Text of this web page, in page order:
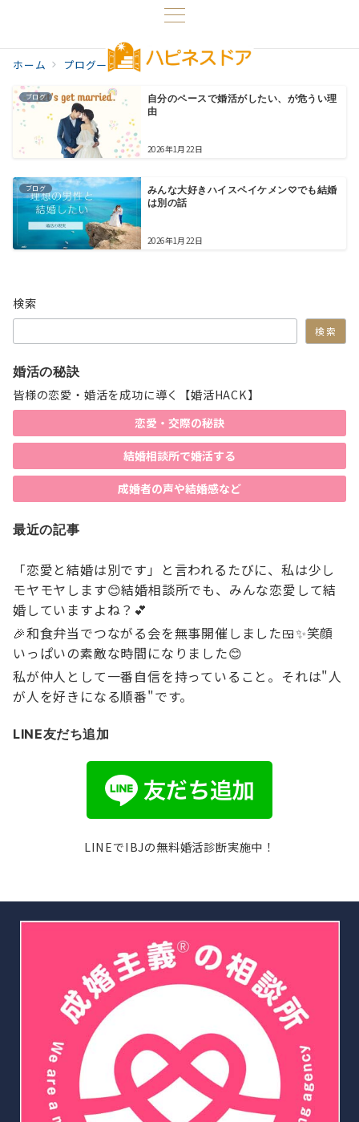
ホーム プログ一覧 婚活の現実
ブログ
自分のペースで婚活がしたい、が危うい理
由
2026年1月22日
ブログ
みんな大好きハイスペイケメン♡でも結婚
は別の話
2026年1月22日
検索
検索
婚活の秘訣
皆様の恋愛・婚活を成功に導く【婚活HACK】
恋愛・交際の秘訣
結婚相談所で婚活する
成婚者の声や結婚感など
最近の記事
「恋愛と結婚は別です」と言われるたびに、私は少し
モヤモヤします😊結婚相談所でも、みんな恋愛して結
婚していますよね？💕
🎉和食弁当でつながる会を無事開催しました🍱✨笑顔
いっぱいの素敵な時間になりました😊
私が仲人として一番自信を持っていること。それは"人
が人を好きになる順番"です。
LINE友だち追加
LINEでIBJの無料婚活診断実施中！